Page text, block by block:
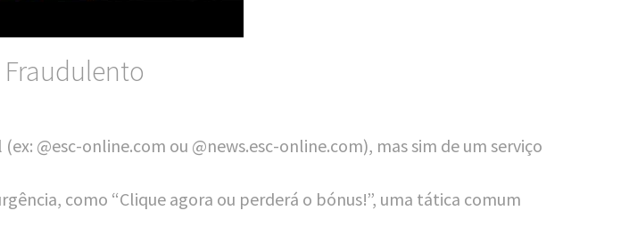
Fraudulento
@esc-online.com ou @news.esc-online.com), mas sim de um ser­vi­ço
como “Cli­que ago­ra ou per­derá o bónus!”, uma táti­ca comum